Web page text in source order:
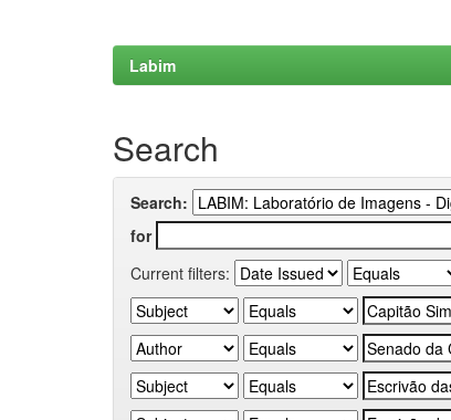
Labim
Search
Search:
for
Current filters: